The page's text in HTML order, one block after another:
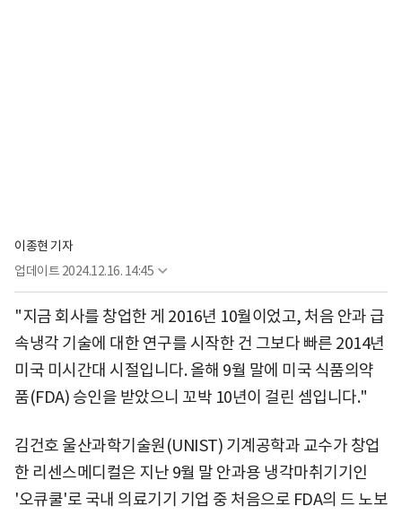
이종현 기자
업데이트 2024.12.16. 14:45
"지금 회사를 창업한 게 2016년 10월이었고, 처음 안과 급
속냉각 기술에 대한 연구를 시작한 건 그보다 빠른 2014년
미국 미시간대 시절입니다. 올해 9월 말에 미국 식품의약
품(FDA) 승인을 받았으니 꼬박 10년이 걸린 셈입니다."
김건호 울산과학기술원(UNIST) 기계공학과 교수가 창업
한 리센스메디컬은 지난 9월 말 안과용 냉각마취기기인
'오큐쿨'로 국내 의료기기 기업 중 처음으로 FDA의 드 노보